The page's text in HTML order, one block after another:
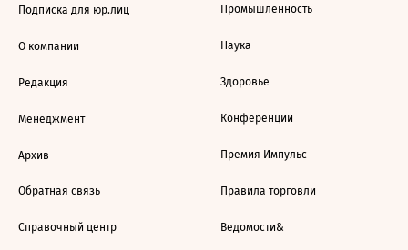
Подписка для юр.лиц
О компании
Редакция
Менеджмент
Архив
Обратная связь
Справочный центр
Промышленность
Наука
Здоровье
Конференции
Премия Импульс
Правила торговли
Ведомости&